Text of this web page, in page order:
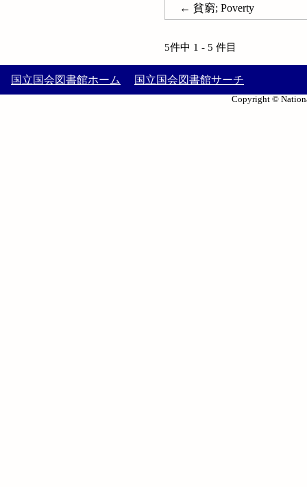
← 貧窮; Poverty
5件中 1 - 5 件目
国立国会図書館ホーム 国立国会図書館サーチ
Copyright ©